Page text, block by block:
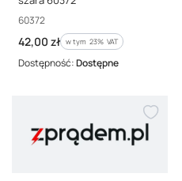
Kod producenta
60372
Cena brutto
42,00 zł w tym %s VAT
w tym 23% VAT
Dostępność:Dostępne